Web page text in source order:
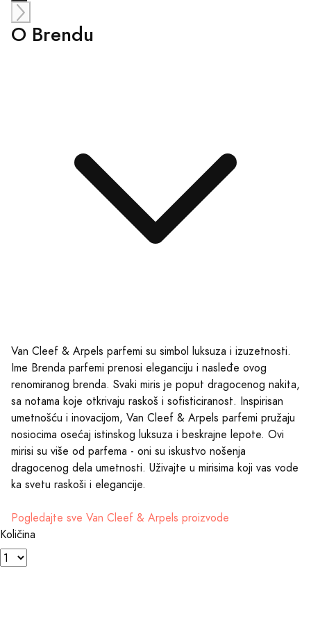
O Brendu
Van Cleef & Arpels parfemi su simbol luksuza i izuzetnosti.
Ime Brenda parfemi prenosi eleganciju i nasleđe ovog
renomiranog brenda. Svaki miris je poput dragocenog nakita,
sa notama koje otkrivaju raskoš i sofisticiranost. Inspirisan
umetnošću i inovacijom, Van Cleef & Arpels parfemi pružaju
nosiocima osećaj istinskog luksuza i beskrajne lepote. Ovi
mirisi su više od parfema - oni su iskustvo nošenja
dragocenog dela umetnosti. Uživajte u mirisima koji vas vode
ka svetu raskoši i elegancije.
Pogledajte sve Van Cleef & Arpels proizvode
Količina